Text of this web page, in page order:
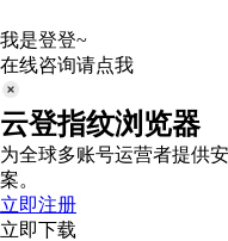
我是登登~
在线咨询请点我
云登指纹浏览器
为全球多账号运营者提供
案。
立即注册
立即下载